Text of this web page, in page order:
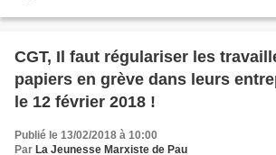
CGT, Il faut régulariser les
papiers en grève dans leurs
le 12 février 2018 !
Publié le 13/02/2018 à 10:00
Par La Jeunesse Marxiste de Pau